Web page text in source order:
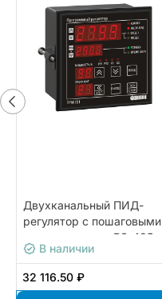
Двухканальный ПИД-
регулятор с пошаговыми
программами и RS-485
ОВЕН ТРМ151-Щ1.ИТ.05
В наличии
32 116.50 ₽